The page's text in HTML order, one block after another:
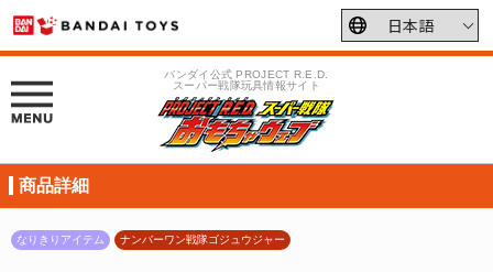
バンダイ公式 PROJECT R.E.D.
スーパー戦隊玩具情報サイト
商品詳細
なりきりアイテム ナンバーワン戦隊ゴジュウジャー